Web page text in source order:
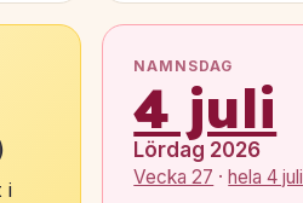
i
NAMNSDAG
4 juli
Lördag 2026
Vecka 27 ·hela 4 juli